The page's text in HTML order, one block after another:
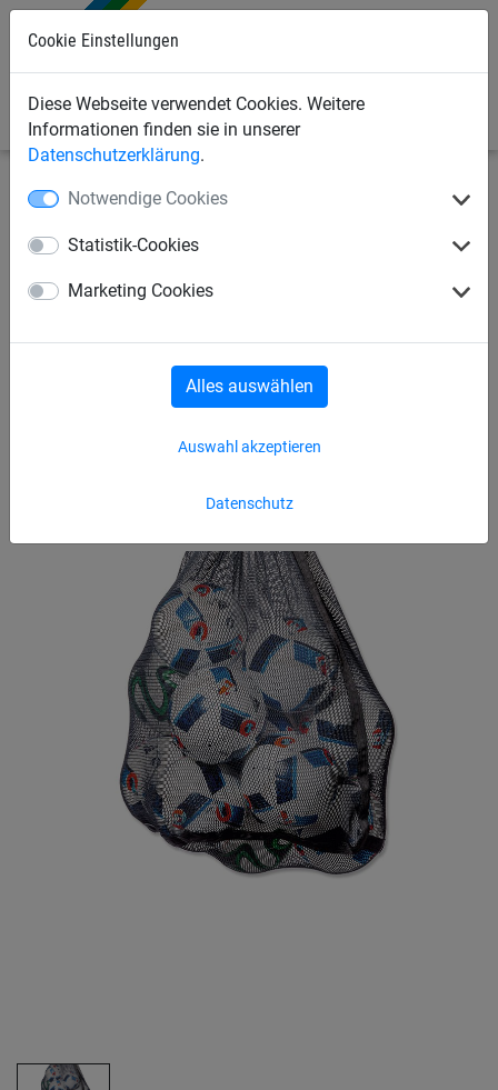
Cookie Einstellungen
Diese Webseite verwendet Cookies. Weitere
Informationen finden sie in unserer
Datenschutzerklärung.
Notwendige Cookies
Statistik-Cookies
Marketing Cookies
Datenschutz
Auswahl akzeptieren
Alles auswählen
Sportnetze
Fußballtornetze und Zubehör
Ball-Tragenetz, engmaschig,
für 13-15 Bälle